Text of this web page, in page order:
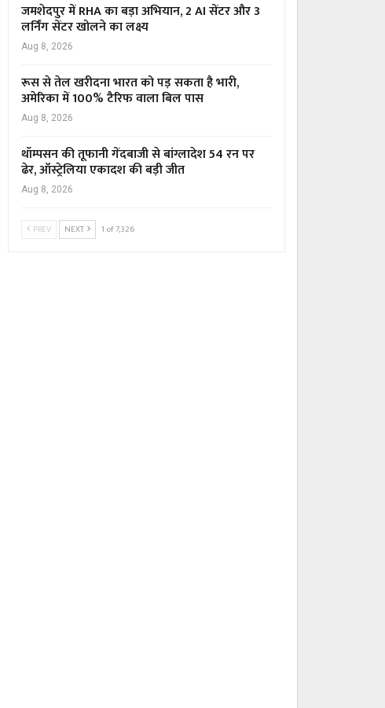
जमशेदपुर में RHA का बड़ा अभियान, 2 AI सेंटर और 3
लर्निंग सेंटर खोलने का लक्ष्य
Aug 8, 2026
रूस से तेल खरीदना भारत को पड़ सकता है भारी,
अमेरिका में 100% टैरिफ वाला बिल पास
Aug 8, 2026
थॉम्पसन की तूफानी गेंदबाजी से बांग्लादेश 54 रन पर
ढेर, ऑस्ट्रेलिया एकादश की बड़ी जीत
Aug 8, 2026
PREV NEXT 1 of 7,326